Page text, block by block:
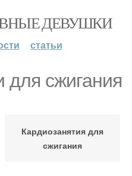
ДЕВУШКИ
статьи
для сжигания
Кардиозанятия для
сжигания